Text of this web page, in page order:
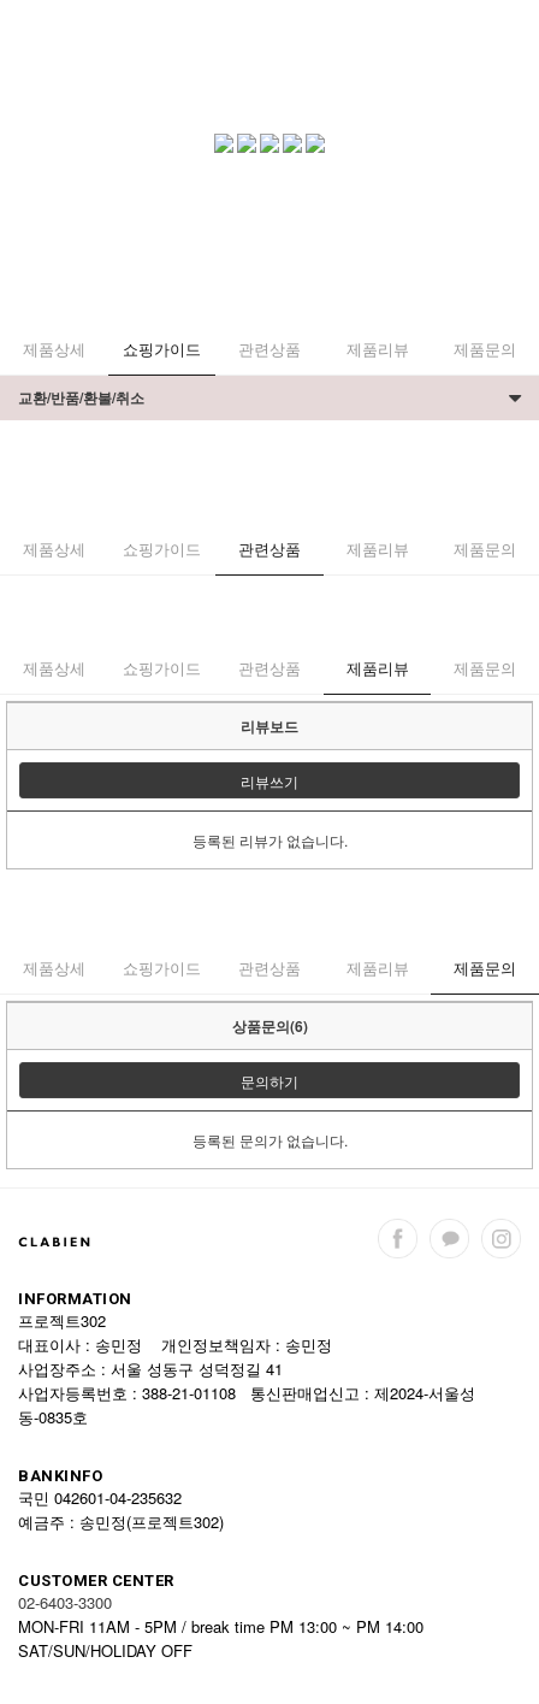
제품상세 쇼핑가이드 관련상품 제품리뷰 제품문의
교환/반품/환불/취소
제품상세 쇼핑가이드 관련상품 제품리뷰 제품문의
제품상세 쇼핑가이드 관련상품 제품리뷰 제품문의
리뷰보드
리뷰쓰기
등록된 리뷰가 없습니다.
제품상세 쇼핑가이드 관련상품 제품리뷰 제품문의
상품문의(6)
문의하기
등록된 문의가 없습니다.
INFORMATION
프로젝트302
대표이사 : 송민정 개인정보책임자 : 송민정
사업장주소 : 서울 성동구 성덕정길 41
사업자등록번호 : 388-21-01108 통신판매업신고 : 제2024-서울성
동-0835호
BANKINFO
국민 042601-04-235632
예금주 : 송민정(프로젝트302)
CUSTOMER CENTER
02-6403-3300
MON-FRI 11AM - 5PM / break time PM 13:00 ~ PM 14:00
SAT/SUN/HOLIDAY OFF